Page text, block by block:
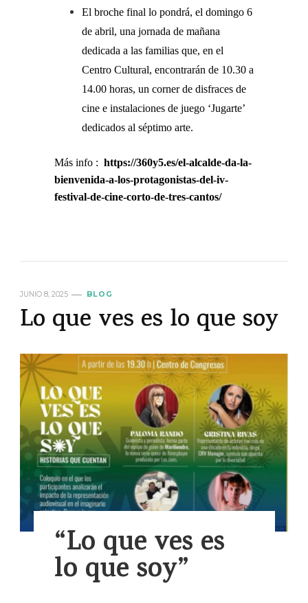
El broche final lo pondrá, el domingo 6
de abril, una jornada de mañana
dedicada a las familias que, en el
Centro Cultural, encontrarán de 10.30 a
14.00 horas, un corner de disfraces de
cine e instalaciones de juego ‘Jugarte’
dedicados al séptimo arte.
Más info : https://360y5.es/el-alcalde-da-la-
bienvenida-a-los-protagonistas-del-iv-
festival-de-cine-corto-de-tres-cantos/
JUNIO 8, 2025 BLOG
Lo que ves es lo que soy
“Lo que ves es
lo que soy”